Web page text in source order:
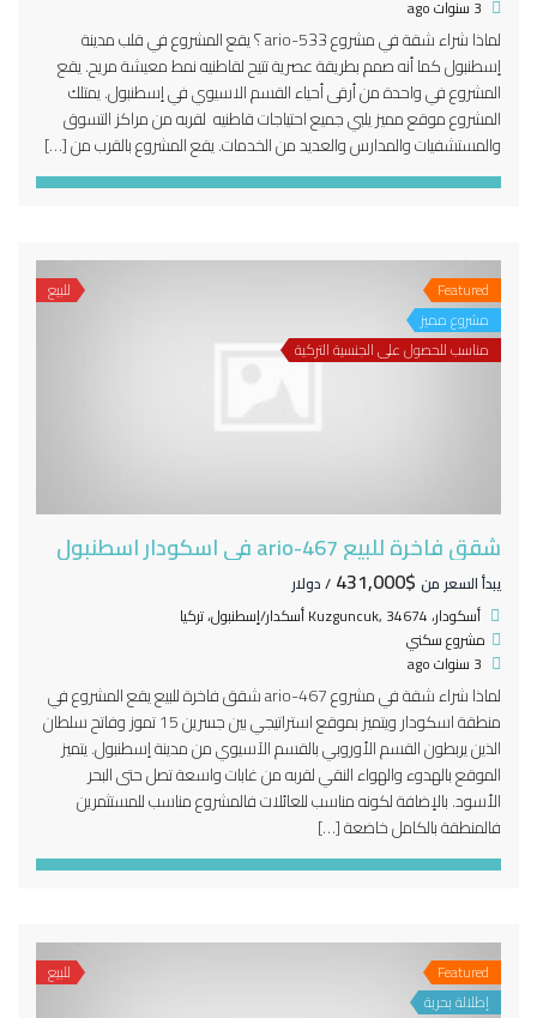
لماذا شراء شقة في مشروع 533-ario ؟ يقع المشروع في قلب مدينة
إسطنبول كما أنه صمم بطريقة عصرية تتيح لقاطنيه نمط معيشة مريح. يقع
المشروع في واحدة من أرقى أحياء القسم الاسيوي في إسطنبول. يمتلك
المشروع موقع مميز يلبي جميع احتياجات قاطنيه لقربه من مراكز التسوق
والمستشفيات والمدارس والعديد من الخدمات. يقع المشروع بالقرب من […]
Featured
مشروع مميز
مناسب للحصول على الجنسية التركية
للبيع
شقق فاخرة للبيع ario-467 في اسكودار اسطنبول
يبدأ السعر من $431,000
/ دولار
أسكودار، Kuzguncuk, 34674 أسكدار/إسطنبول، تركيا
مشروع سكني
لماذا شراء شقة في مشروع ario-467 شقق فاخرة للبيع يقع المشروع في
منطقة اسكودار ويتميز بموقع استراتيجي بين جسرين 15 تموز وفاتح سلطان
الذين يربطون القسم الأوروبي بالقسم الآسيوي من مدينة إسطنبول. يتميز
الموقع بالهدوء والهواء النقي لقربه من غابات واسعة تصل حتى البحر
الأسود. بالإضافة لكونه مناسب للعائلات فالمشروع مناسب للمستثمرين
فالمنطقة بالكامل خاضعة […]
Featured
إطلالة بحرية
للبيع